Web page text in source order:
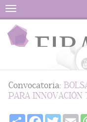
Menu
Convocatoria:
PARA INNOVACIÓN
Share FacebookTwitter